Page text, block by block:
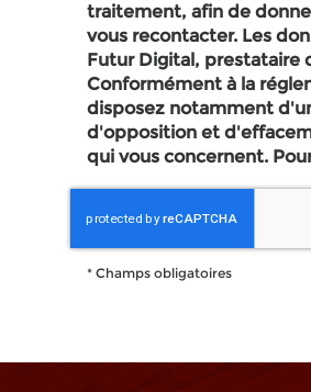
traitement, afin de
vous recontacter. Les
Futur Digital, prestataire de
Conformément à la
disposez notamment
d'opposition et
qui vous concernent.
*Champs obligatoires